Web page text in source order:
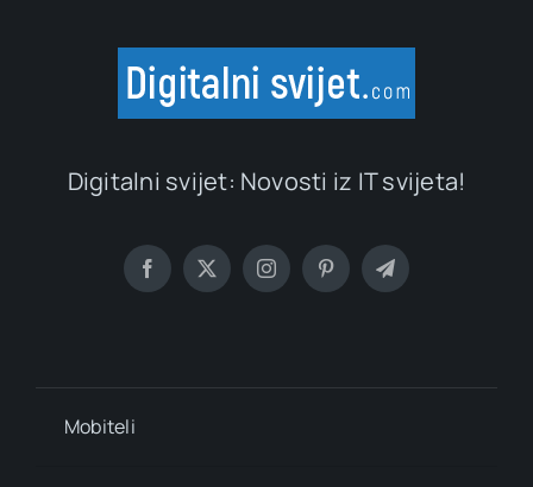
Digitalni svijet: Novosti iz IT svijeta!
Mobiteli